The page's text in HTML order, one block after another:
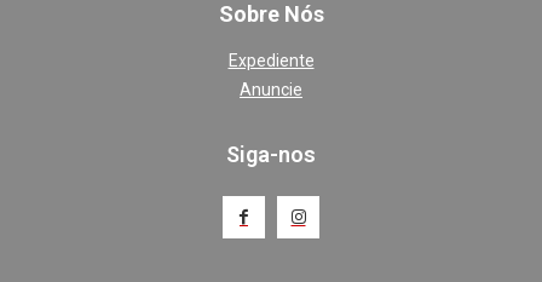
Sobre Nós
Expediente
Anuncie
Siga-nos